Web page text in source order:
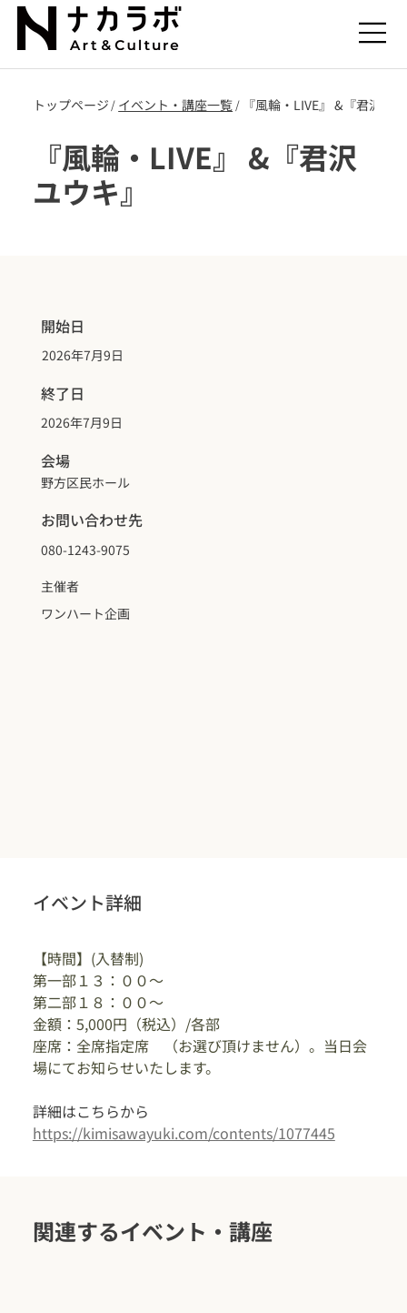
トップページ / ​イベント・講座一覧 / 『風輪・LIVE』 &『君沢ユ
『風輪・LIVE』 &『君沢
ユウキ』
開始日
2026年7月9日
終了日
2026年7月9日
会場
野方区民ホール
お問い合わせ先
080-1243-9075
主催者
ワンハート企画
イベント詳細
【時間】(入替制)
第一部１３：００〜
第二部１８：００〜
金額：5,000円（税込）/各部
座席：全席指定席　（お選び頂けません）。当日会
場にてお知らせいたします。
詳細はこちらから
https://kimisawayuki.com/contents/1077445
関連するイベント・講座